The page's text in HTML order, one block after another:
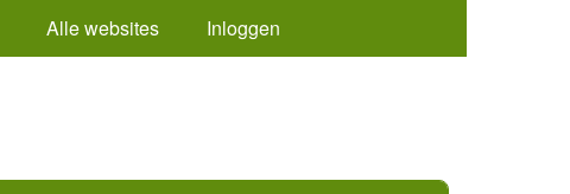
Alle websites Inloggen